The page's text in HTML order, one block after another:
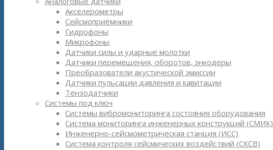
Акселерометры
Сейсмоприёмники
Гидрофоны
Микрофоны
Датчики силы и ударные молотки
Датчики перемещения, оборотов, энкодеры
Преобразователи акустической эмиссии
Датчики пульсации давления и кавитации
Тензодатчики
Системы под ключ
Системы вибромониторинга состояния оборудования
Система мониторинга инженерных конструкций (СМИК)
Инженерно-сейсмометрическая станция (ИСС)
Система контроля сейсмических воздействий (СКСВ)